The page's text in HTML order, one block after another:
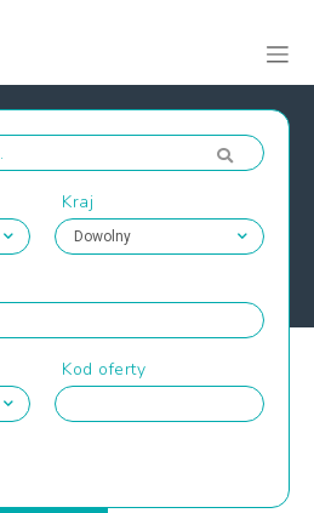
Kraj
Kod oferty